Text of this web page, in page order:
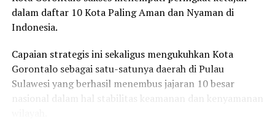
Gaungkan Program ‘Ayo Kembali ke Sekolah’
dalam daftar 10 Kota Paling Aman dan Nyaman di
Indonesia.
Capaian strategis ini sekaligus mengukuhkan Kota
Gorontalo sebagai satu-satunya daerah di Pulau
Sulawesi yang berhasil menembus jajaran 10 besar
nasional dalam hal stabilitas keamanan dan kenyamanan